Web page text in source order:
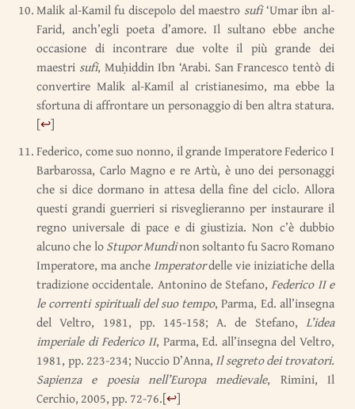
Malik al-Kamil fu discepolo del maestro sufi‘Umar ibn al-
Farid, anch’egli poeta d’amore. Il sultano ebbe anche
occasione di incontrare due volte il più grande dei
maestri sufi, Muḥiddin Ibn ‘Arabi. San Francesco tentò di
convertire Malik al-Kamil al cristianesimo, ma ebbe la
sfortuna di affrontare un personaggio di ben altra statura.
[↩]
Federico, come suo nonno, il grande Imperatore Federico I
Barbarossa, Carlo Magno e re Artù, è uno dei personaggi
che si dice dormano in attesa della fine del ciclo. Allora
questi grandi guerrieri si risveglieranno per instaurare il
regno universale di pace e di giustizia. Non c’è dubbio
alcuno che loStupor Mundinon soltanto fu Sacro Romano
Imperatore, ma ancheImperatordelle vie iniziatiche della
tradizione occidentale. Antonino de Stefano,Federico II e
le correnti spirituali del suo tempo, Parma, Ed. all’insegna
del Veltro, 1981, pp. 145-158; A. de Stefano, L’idea
imperiale di Federico II, Parma, Ed. all’insegna del Veltro,
1981, pp. 223-234; Nuccio D’Anna,Il segreto dei trovatori.
Sapienza e poesia nell’Europa medievale, Rimini, Il
Cerchio, 2005, pp. 72-76.[↩]